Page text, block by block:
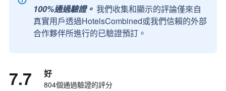
100%通過驗證。 我們收集和顯示的評論僅來自
真實用戶透過HotelsCombined或我們信賴的外部
合作夥伴所進行的已驗證預訂。
7.7 好
804個通過驗證的評分